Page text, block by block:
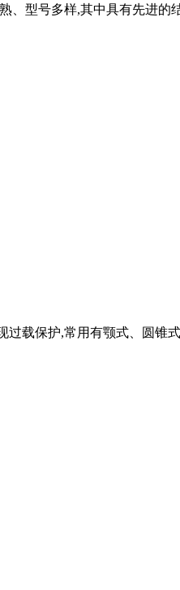
、型号多样,其中具有先进的
载保护,常用有颚式、圆锥